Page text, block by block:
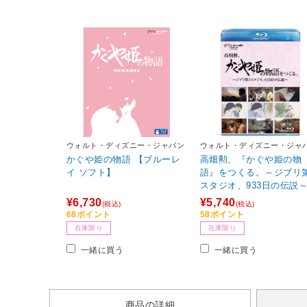
ウォルト・ディズニー・ジャパン
かぐや姫の物語 【ブルーレ
イ ソフト】
¥6,730(税込)
68ポイント
在庫限り
一緒に買う
ウォルト・ディズニー・ジャ
高畑勲、『かぐや姫の物
語』をつくる。～ジブリ
スタジオ、933日の伝説～
【ブルーレイ ソフト】
¥5,740(税込)
58ポイント
在庫限り
一緒に買う